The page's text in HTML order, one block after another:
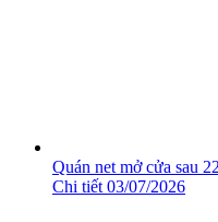
Quán net mở cửa sau
Chi tiết 03/07/2026